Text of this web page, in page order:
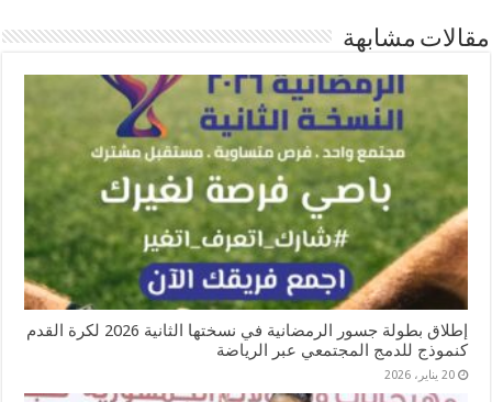
مقالات مشابهة
إطلاق بطولة جسور الرمضانية في نسختها الثانية 2026 لكرة القدم
كنموذج للدمج المجتمعي عبر الرياضة
20 يناير، 2026